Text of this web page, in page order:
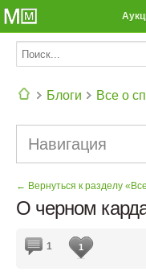
Блоги Все о
Навигация
← Вернуться к разделу
О черном
1 1